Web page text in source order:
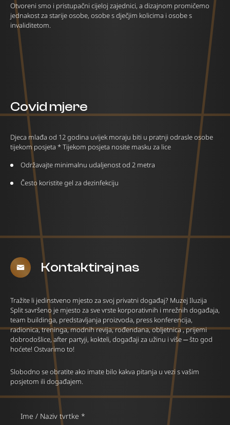
Otvoreni smo i pristupačni cijeloj zajednici, a dizajnom promičemo
jednakost za starije osobe, osobe s dječjim kolicima i osobe s
invaliditetom.
Covid mjere
Djeca mlađa od 12 godina uvijek moraju biti u pratnji odrasle osobe
tijekom posjeta * Tijekom posjeta nosite masku za lice
Održavajte minimalnu udaljenost od 2 metra
Često koristite gel za dezinfekciju
Kontaktiraj nas
Tražite li jedinstveno mjesto za svoj privatni događaj? Muzej Iluzija
Split savršeno je mjesto za sve vrste korporativnih i mrežnih događaja,
team buildinga, predstavljanja proizvoda, press konferencija,
radionica, treninga, modnih revija, rođendana, obljetnica , prijemi
dobrodošlice, after partyji, kokteli, događaji za užinu i više ─ što god
hoćete! Ostvarimo to!
Slobodno se obratite ako imate bilo kakva pitanja u vezi s vašim
posjetom ili događajem.
Ime / Naziv tvrtke *